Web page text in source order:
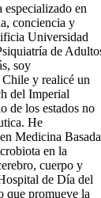
en
conciencia y
Universidad
de
soy
y realicé un
del Imperial
de los estados no
He
Medicina Basada
en la
cuerpo y
de Día del
que promueve la